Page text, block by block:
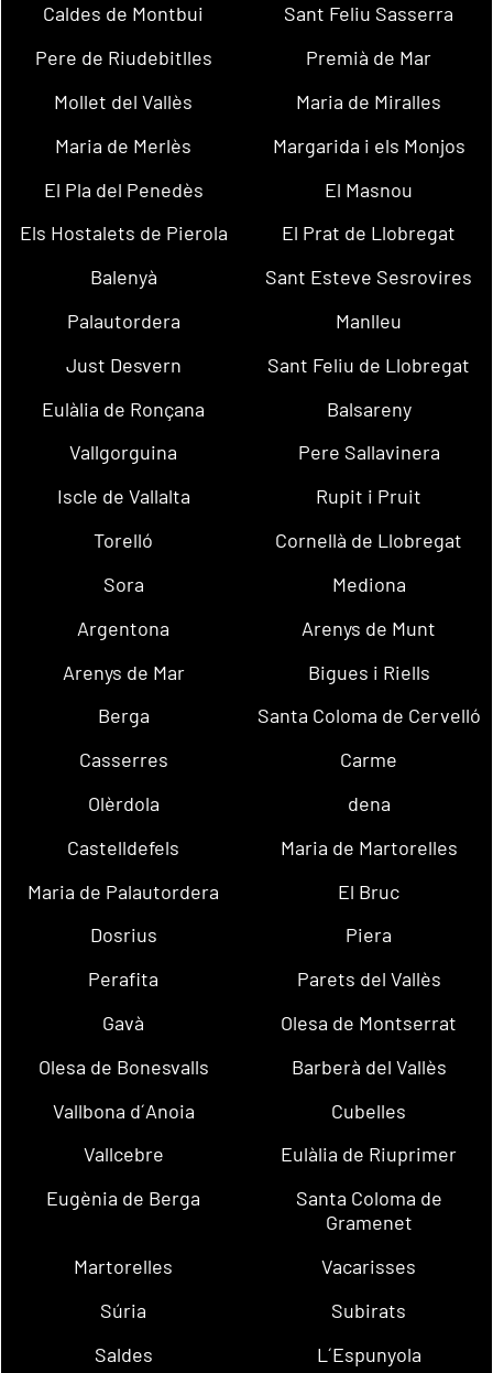
Caldes de Montbui
Sant Feliu Sasserra
Pere de Riudebitlles
Premià de Mar
Mollet del Vallès
Maria de Miralles
Maria de Merlès
Margarida i els Monjos
El Pla del Penedès
El Masnou
Els Hostalets de Pierola
El Prat de Llobregat
Balenyà
Sant Esteve Sesrovires
Palautordera
Manlleu
Just Desvern
Sant Feliu de Llobregat
Eulàlia de Ronçana
Balsareny
Vallgorguina
Pere Sallavinera
Iscle de Vallalta
Rupit i Pruit
Torelló
Cornellà de Llobregat
Sora
Mediona
Argentona
Arenys de Munt
Arenys de Mar
Bigues i Riells
Berga
Santa Coloma de Cervelló
Casserres
Carme
Olèrdola
dena
Castelldefels
Maria de Martorelles
Maria de Palautordera
El Bruc
Dosrius
Piera
Perafita
Parets del Vallès
Gavà
Olesa de Montserrat
Olesa de Bonesvalls
Barberà del Vallès
Vallbona d´Anoia
Cubelles
Vallcebre
Eulàlia de Riuprimer
Eugènia de Berga
Santa Coloma de
Gramenet
Martorelles
Vacarisses
Súria
Subirats
Saldes
L´Espunyola